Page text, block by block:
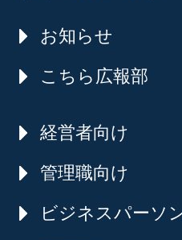
お知らせ
こちら広報部
経営者向け
管理職向け
ビジネスパーソ